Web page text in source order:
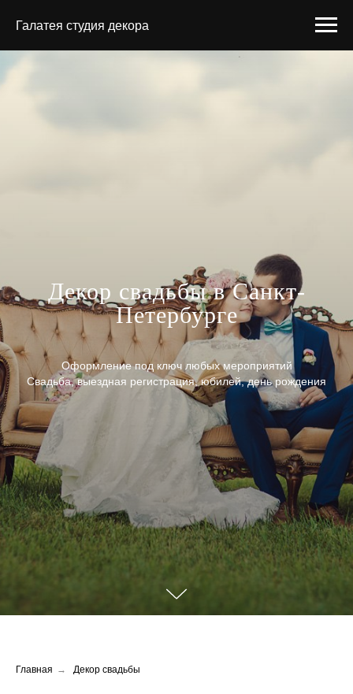
Галатея студия декора
Декор свадьбы в Санкт-
Петербурге
Оформление под ключ любых мероприятий
Свадьба, выездная регистрация, юбилей, день рождения
Главная → Декор свадьбы